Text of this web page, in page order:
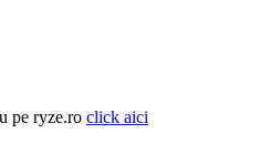
pe ryze.ro click aici